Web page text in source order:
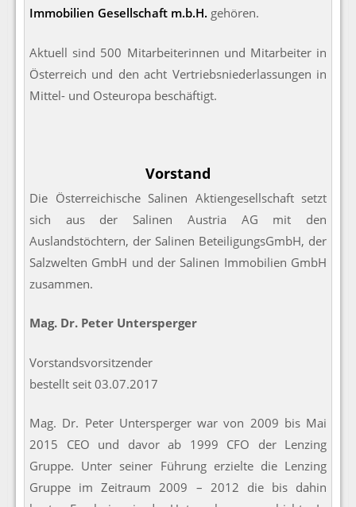
Immobilien Gesellschaft m.b.H. gehören.
Aktuell sind 500 Mitarbeiterinnen und Mitarbeiter in
Österreich und den acht Vertriebsniederlassungen in
Mittel- und Osteuropa beschäftigt.
Vorstand
Die Österreichische Salinen Aktiengesellschaft setzt
sich aus der Salinen Austria AG mit den
Auslandstöchtern, der Salinen BeteiligungsGmbH, der
Salzwelten GmbH und der Salinen Immobilien GmbH
zusammen.
Mag. Dr. Peter Untersperger
Vorstandsvorsitzender
bestellt seit 03.07.2017
Mag. Dr. Peter Untersperger war von 2009 bis Mai
2015 CEO und davor ab 1999 CFO der Lenzing
Gruppe. Unter seiner Führung erzielte die Lenzing
Gruppe im Zeitraum 2009 – 2012 die bis dahin